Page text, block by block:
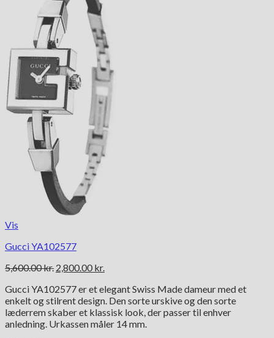
Vis
Gucci YA102577
5,600.00kr. Den
pris
var:
5,600.00 kr..
2,800.00 kr.
pris
er:
2,800.00 kr..
Gucci YA102577 er et elegant Swiss Made dameur med et
enkelt og stilrent design. Den sorte urskive og den sorte
læderrem skaber et klassisk look, der passer til enhver
anledning. Urkassen måler 14 mm.